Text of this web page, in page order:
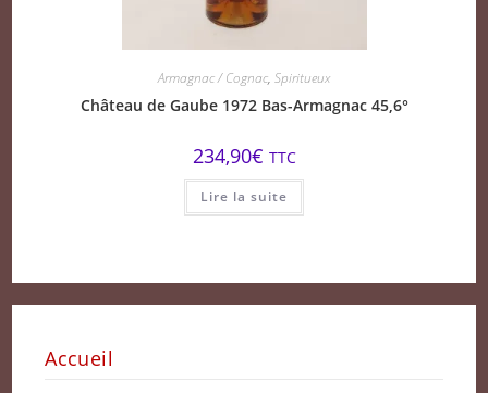
Armagnac / Cognac, Spiritueux
Château de Gaube 1972 Bas-Armagnac 45,6°
234,90€ TTC
Lire la suite
Accueil